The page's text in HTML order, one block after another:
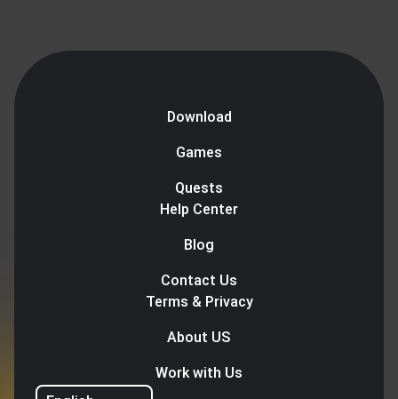
Download
Games
Quests
Help Center
Blog
Contact Us
Terms & Privacy
About US
Work with Us